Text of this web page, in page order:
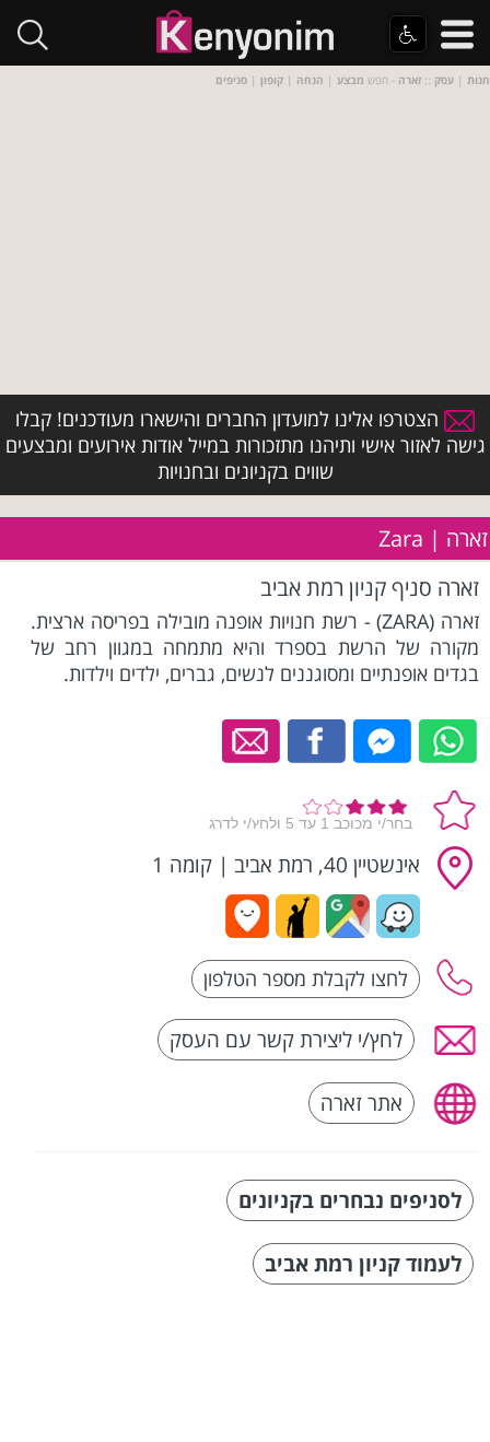
חנות | עסק :: זארה - חפש מבצע | הנחה | קופון | סניפים
הצטרפו אלינו למועדון החברים והישארו מעודכנים! קבלו
גישה לאזור אישי ותיהנו מתזכורות במייל אודות אירועים ומבצעים
שווים בקניונים ובחנויות
זארה | Zara
זארה סניף קניון רמת אביב
זארה (ZARA) - רשת חנויות אופנה מובילה בפריסה ארצית.
מקורה של הרשת בספרד והיא מתמחה במגוון רחב של
בגדים אופנתיים ומסוגננים לנשים, גברים, ילדים וילדות.
אינשטיין 40, רמת אביב | קומה 1
לחץ/י ליצירת קשר עם העסק
אתר זארה
לסניפים נבחרים בקניונים
לעמוד קניון רמת אביב